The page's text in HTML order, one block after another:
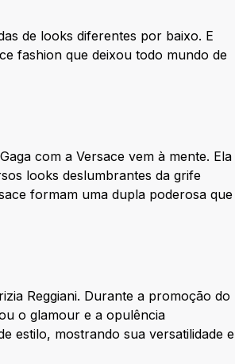
de looks diferentes por baixo. E
fashion que deixou todo mundo de
com a Versace vem à mente. Ela
looks deslumbrantes da grife
formam uma dupla poderosa que
Reggiani. Durante a promoção do
o glamour e a opulência
estilo, mostrando sua versatilidade e